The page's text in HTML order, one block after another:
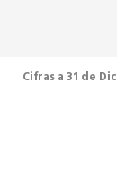
Cifras a 31 de